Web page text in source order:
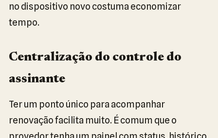
no dispositivo novo costuma economizar
tempo.
Centralização do controle do
assinante
Ter um ponto único para acompanhar
renovação facilita muito. É comum que o